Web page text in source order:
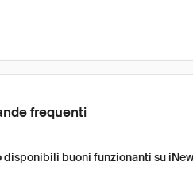
frequenti
disponibili buoni funzionanti su